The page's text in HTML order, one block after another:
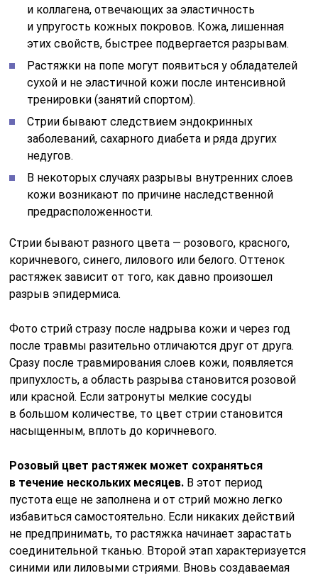
и коллагена, отвечающих за эластичность
и упругость кожных покровов. Кожа, лишенная
этих свойств, быстрее подвергается разрывам.
Растяжки на попе могут появиться у обладателей
сухой и не эластичной кожи после интенсивной
тренировки (занятий спортом).
Стрии бывают следствием эндокринных
заболеваний, сахарного диабета и ряда других
недугов.
В некоторых случаях разрывы внутренних слоев
кожи возникают по причине наследственной
предрасположенности.
Стрии бывают разного цвета — розового, красного,
коричневого, синего, лилового или белого. Оттенок
растяжек зависит от того, как давно произошел
разрыв эпидермиса.
Фото стрий стразу после надрыва кожи и через год
после травмы разительно отличаются друг от друга.
Сразу после травмирования слоев кожи, появляется
припухлость, а область разрыва становится розовой
или красной. Если затронуты мелкие сосуды
в большом количестве, то цвет стрии становится
насыщенным, вплоть до коричневого.
Розовый цвет растяжек может сохраняться
в течение нескольких месяцев. В этот период
пустота еще не заполнена и от стрий можно легко
избавиться самостоятельно. Если никаких действий
не предпринимать, то растяжка начинает зарастать
соединительной тканью. Второй этап характеризуется
синими или лиловыми стриями. Вновь создаваемая